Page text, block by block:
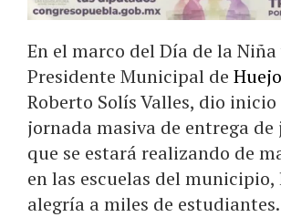
En el marco del Día de la
Presidente Municipal de
Roberto Solís Valles, dio
jornada masiva de entrega de
que se estará realizando de
en las escuelas del municipio,
alegría a miles de estudiantes.